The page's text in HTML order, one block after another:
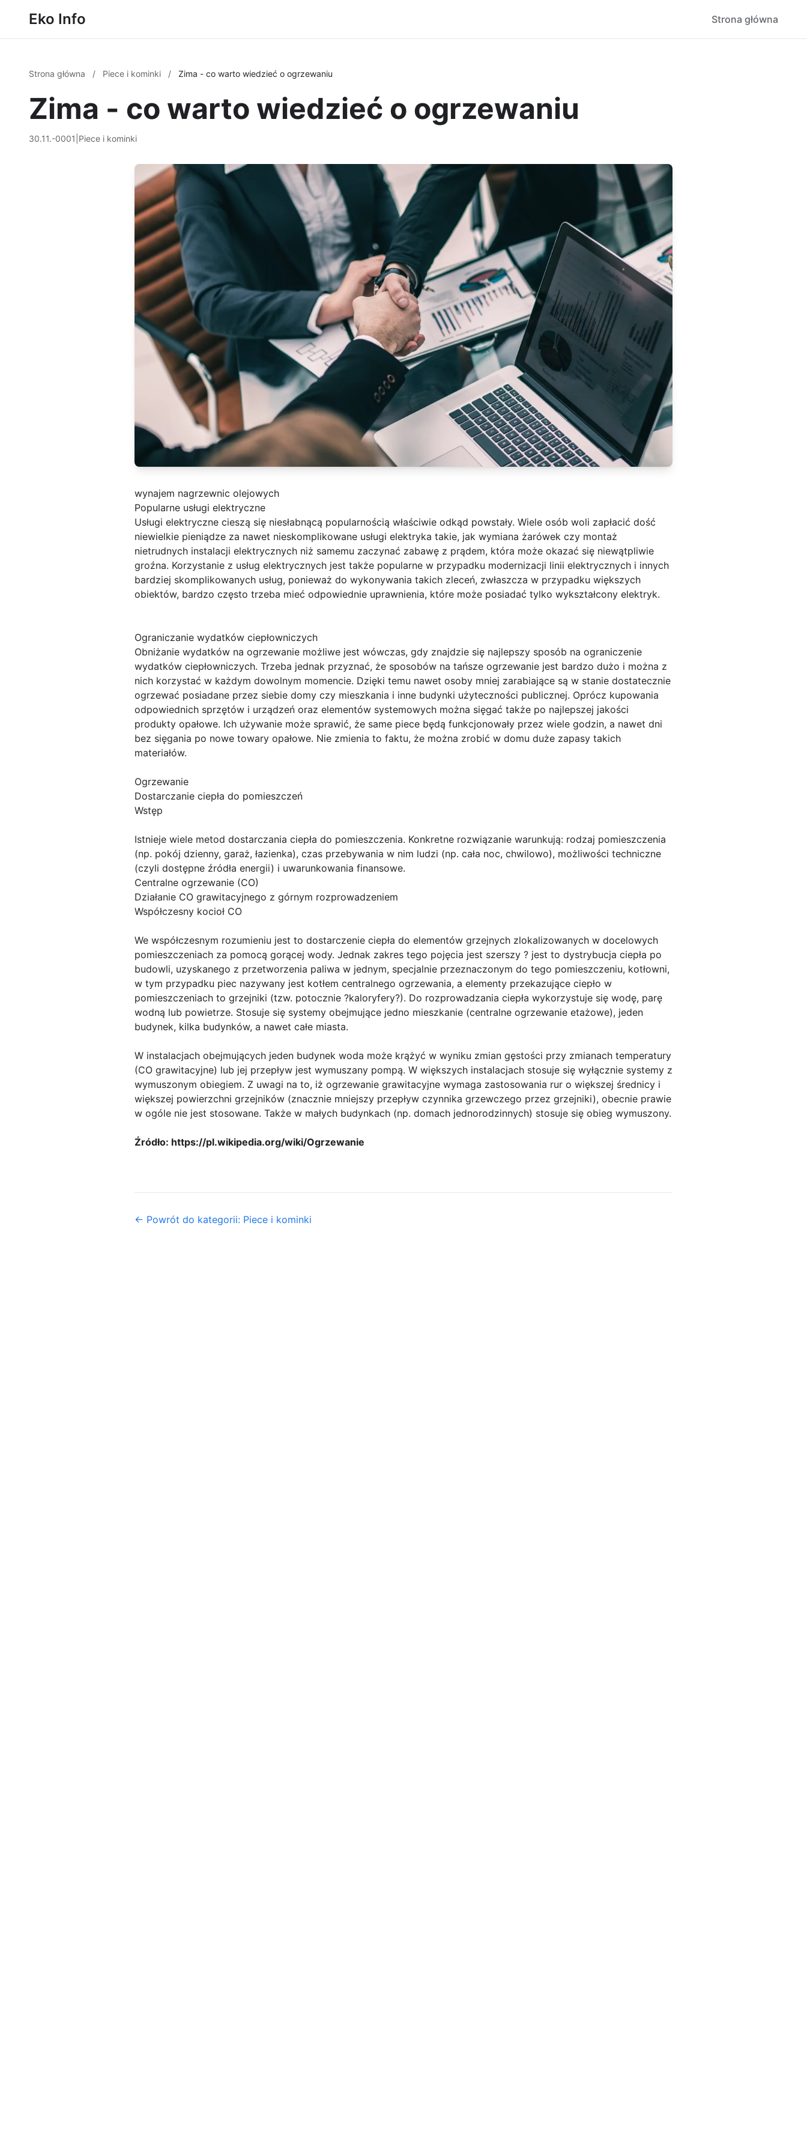
Eko Info Strona główna
Strona główna / Piece i kominki / Zima - co warto wiedzieć o ogrzewaniu
Zima - co warto wiedzieć o ogrzewaniu
30.11.-0001 Piece i kominki
wynajem nagrzewnic olejowych
Popularne usługi elektryczne
Usługi elektryczne cieszą się niesłabnącą popularnością właściwie odkąd powstały. Wiele osób woli zapłacić dość
niewielkie pieniądze za nawet nieskomplikowane usługi elektryka takie, jak wymiana żarówek czy montaż
nietrudnych instalacji elektrycznych niż samemu zaczynać zabawę z prądem, która może okazać się niewątpliwie
groźna. Korzystanie z usług elektrycznych jest także popularne w przypadku modernizacji linii elektrycznych i innych
bardziej skomplikowanych usług, ponieważ do wykonywania takich zleceń, zwłaszcza w przypadku większych
obiektów, bardzo często trzeba mieć odpowiednie uprawnienia, które może posiadać tylko wykształcony elektryk.
Ograniczanie wydatków ciepłowniczych
Obniżanie wydatków na ogrzewanie możliwe jest wówczas, gdy znajdzie się najlepszy sposób na ograniczenie
wydatków ciepłowniczych. Trzeba jednak przyznać, że sposobów na tańsze ogrzewanie jest bardzo dużo i można z
nich korzystać w każdym dowolnym momencie. Dzięki temu nawet osoby mniej zarabiające są w stanie dostatecznie
ogrzewać posiadane przez siebie domy czy mieszkania i inne budynki użyteczności publicznej. Oprócz kupowania
odpowiednich sprzętów i urządzeń oraz elementów systemowych można sięgać także po najlepszej jakości
produkty opałowe. Ich używanie może sprawić, że same piece będą funkcjonowały przez wiele godzin, a nawet dni
bez sięgania po nowe towary opałowe. Nie zmienia to faktu, że można zrobić w domu duże zapasy takich
materiałów.
Ogrzewanie
Dostarczanie ciepła do pomieszczeń
Wstęp
Istnieje wiele metod dostarczania ciepła do pomieszczenia. Konkretne rozwiązanie warunkują: rodzaj pomieszczenia
(np. pokój dzienny, garaż, łazienka), czas przebywania w nim ludzi (np. cała noc, chwilowo), możliwości techniczne
(czyli dostępne źródła energii) i uwarunkowania finansowe.
Centralne ogrzewanie (CO)
Działanie CO grawitacyjnego z górnym rozprowadzeniem
Współczesny kocioł CO
We współczesnym rozumieniu jest to dostarczenie ciepła do elementów grzejnych zlokalizowanych w docelowych
pomieszczeniach za pomocą gorącej wody. Jednak zakres tego pojęcia jest szerszy ? jest to dystrybucja ciepła po
budowli, uzyskanego z przetworzenia paliwa w jednym, specjalnie przeznaczonym do tego pomieszczeniu, kotłowni,
w tym przypadku piec nazywany jest kotłem centralnego ogrzewania, a elementy przekazujące ciepło w
pomieszczeniach to grzejniki (tzw. potocznie ?kaloryfery?). Do rozprowadzania ciepła wykorzystuje się wodę, parę
wodną lub powietrze. Stosuje się systemy obejmujące jedno mieszkanie (centralne ogrzewanie etażowe), jeden
budynek, kilka budynków, a nawet całe miasta.
W instalacjach obejmujących jeden budynek woda może krążyć w wyniku zmian gęstości przy zmianach temperatury
(CO grawitacyjne) lub jej przepływ jest wymuszany pompą. W większych instalacjach stosuje się wyłącznie systemy z
wymuszonym obiegiem. Z uwagi na to, iż ogrzewanie grawitacyjne wymaga zastosowania rur o większej średnicy i
większej powierzchni grzejników (znacznie mniejszy przepływ czynnika grzewczego przez grzejniki), obecnie prawie
w ogóle nie jest stosowane. Także w małych budynkach (np. domach jednorodzinnych) stosuje się obieg wymuszony.
Źródło: https://pl.wikipedia.org/wiki/Ogrzewanie
← Powrót do kategorii: Piece i kominki